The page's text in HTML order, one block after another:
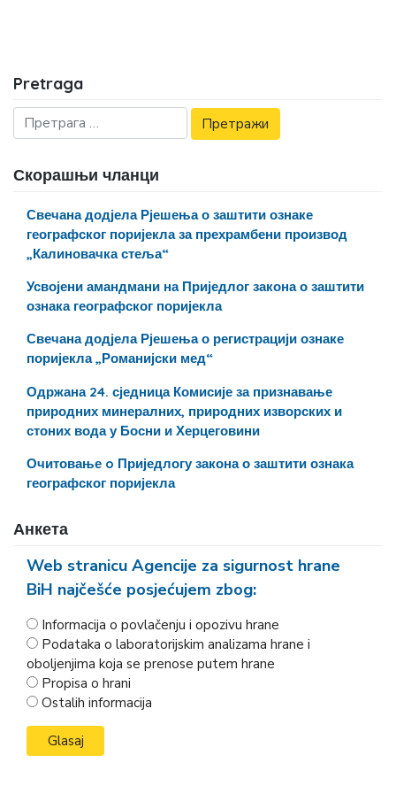
Pretraga
Скорашњи чланци
Свечана додјела Рјешења о заштити ознаке
географског поријекла за прехрамбени производ
„Калиновачка стеља“
Усвојени амандмани на Приједлог закона о заштити
ознака географског поријекла
Свечана додјела Рјешења о регистрацији ознаке
поријекла „Романијски мед“
Одржана 24. сједница Комисије за признавање
природних минералних, природних изворских и
стоних вода у Босни и Херцеговини
Очитовање o Приједлогу закона о заштити ознака
географског поријекла
Анкета
Web stranicu Agencije za sigurnost hrane
BiH najčešće posjećujem zbog:
Informacija o povlačenju i opozivu hrane
Podataka o laboratorijskim analizama hrane i
oboljenjima koja se prenose putem hrane
Propisa o hrani
Ostalih informacija